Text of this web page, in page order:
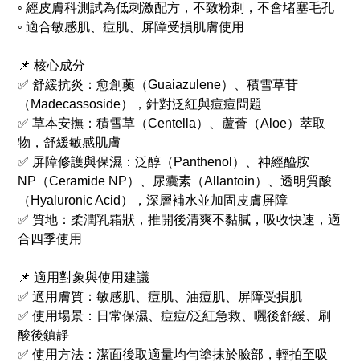
◦ 經皮膚科測試為低刺激配方，不致粉刺，不會堵塞毛孔
◦ 適合敏感肌、痘肌、屏障受損肌膚使用
📌 核心成分
✅ 舒緩抗炎：愈創薁（Guaiazulene）、積雪草苷
（Madecassoside），針對泛紅與痘痘問題
✅ 草本安撫：積雪草（Centella）、蘆薈（Aloe）萃取
物，舒緩敏感肌膚
✅ 屏障修護與保濕：泛醇（Panthenol）、神經醯胺
NP（Ceramide NP）、尿囊素（Allantoin）、透明質酸
（Hyaluronic Acid），深層補水並加固皮膚屏障
✅ 質地：柔潤乳霜狀，推開後清爽不黏膩，吸收快速，適
合四季使用
📌 適用對象與使用建議
✅ 適用膚質：敏感肌、痘肌、油痘肌、屏障受損肌
✅ 使用場景：日常保濕、痘痘/泛紅急救、曬後舒緩、刷
酸後鎮靜
✅ 使用方法：潔面後取適量均勻塗抹於臉部，輕拍至吸